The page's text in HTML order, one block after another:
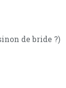
de bride ?)